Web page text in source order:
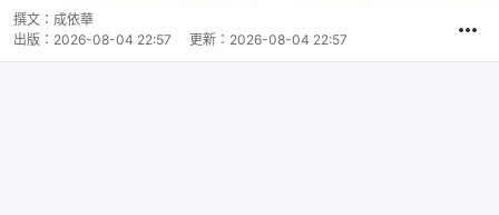
撰文： 成依華
出版： 2026-08-04 22:57 更新： 2026-08-04 22:57